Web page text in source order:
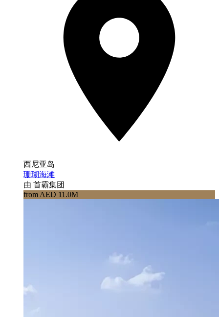
西尼亚岛
珊瑚海滩
由 首霸集团
from AED 11.0M